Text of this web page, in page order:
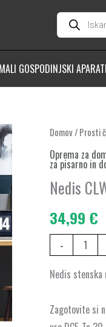
Products
search
MALI GOSPODINJSKI APARATI
Domov/Prosti
Oprema za
za pisarno in
Nedis
34,99 €
-
Nedis
CLWA7226SS
stenska
ura
radijsko
sinhronizacijo
časa
DCF
Nedis stenska
Zagotovite si